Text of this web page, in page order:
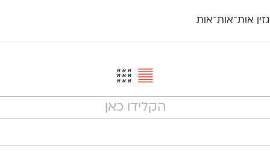
אות־אות־אות
פרנק־רי
קדם סריף
קרוואן
תעמולה